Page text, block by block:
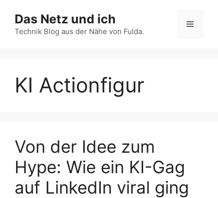
Inhalt
springen
Das Netz und ich
Technik Blog aus der Nähe von Fulda.
Menü
KI Actionfigur
Von der Idee zum
Hype: Wie ein KI-Gag
auf LinkedIn viral ging